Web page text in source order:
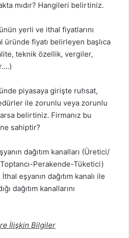
mıdır? Hangileri belirtiniz.
yerli ve ithal fiyatlarını
fiyatı belirleyen başlıca
teknik özellik, vergiler,
piyasaya girişte ruhsat,
ile zorunlu veya zorunlu
belirtiniz. Firmanız bu
sahiptir?
dağıtım kanalları (Üretici/
Toptancı-Perakende-Tüketici)
eşyanın dağıtım kanalı ile
dağıtım kanallarını
İlişkin Bilgiler